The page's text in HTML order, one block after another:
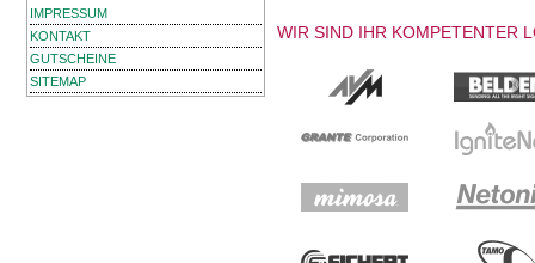
IMPRESSUM
KONTAKT
GUTSCHEINE
SITEMAP
WIR SIND IHR KOMPETENTER